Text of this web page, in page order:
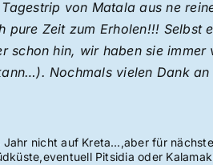
von Matala aus ne
Zeit zum Erholen!!! Selbst
schon hin, wir haben sie
Nochmals vielen Dank
nicht auf Kreta…,aber für
Pitsidia oder